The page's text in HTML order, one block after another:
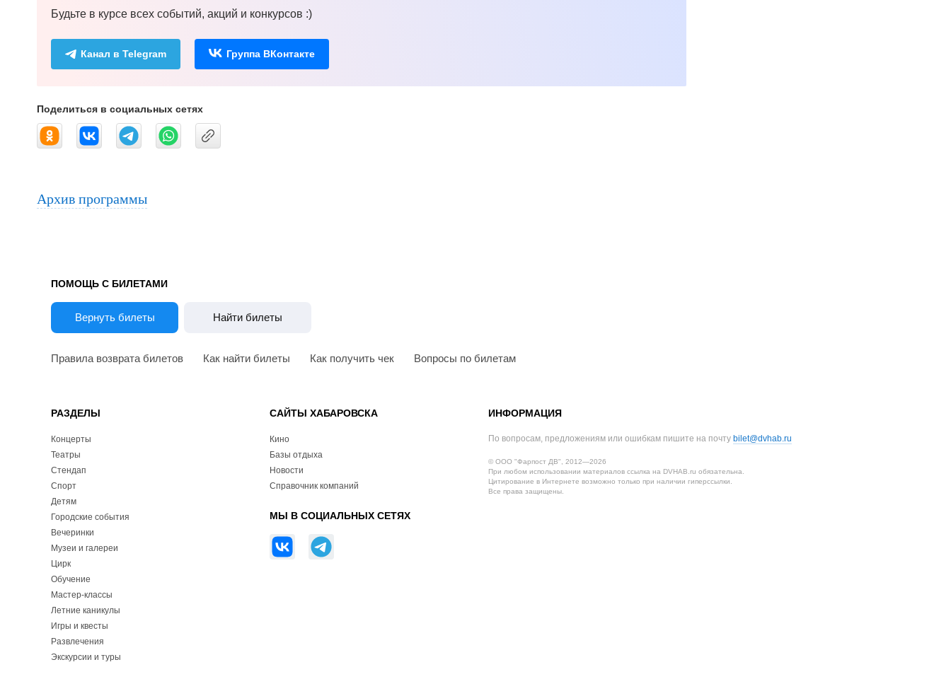
Будьте в курсе всех событий, акций и конкурсов :)
Канал в Telegram Группа ВКонтакте
Поделиться в социальных сетях
Архив программы
ПОМОЩЬ С БИЛЕТАМИ
Вернуть билеты Найти билеты
Правила возврата билетов Как найти билеты Как получить чек Вопросы по билетам
РАЗДЕЛЫ
Концерты
Театры
Стендап
Спорт
Детям
Городские события
Вечеринки
Музеи и галереи
Цирк
Обучение
Мастер-классы
Летние каникулы
Игры и квесты
Развлечения
Экскурсии и туры
САЙТЫ ХАБАРОВСКА
Кино
Базы отдыха
Новости
Справочник компаний
МЫ В СОЦИАЛЬНЫХ СЕТЯХ
ИНФОРМАЦИЯ
По вопросам, предложениям или ошибкам пишите на почту bilet@dvhab.ru
© ООО "Фарпост ДВ", 2012—2026
При любом использовании материалов ссылка на DVHAB.ru обязательна.
Цитирование в Интернете возможно только при наличии гиперссылки.
Все права защищены.